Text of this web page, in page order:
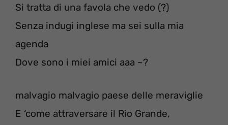
Si tratta di una favola che vedo (?)
Senza indugi inglese ma sei sulla mia
agenda
Dove sono i miei amici aaa ~?
malvagio malvagio paese delle meraviglie
E ‘come attraversare il Rio Grande,